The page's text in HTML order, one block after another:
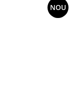
NOU